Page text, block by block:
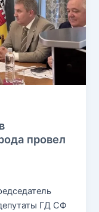
провел
ГД СФ